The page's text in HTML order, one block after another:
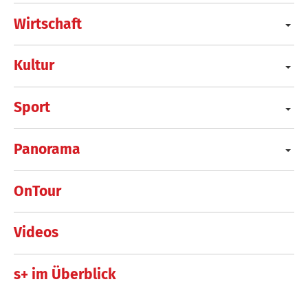
Wirtschaft
Kultur
Sport
Panorama
OnTour
Videos
s+ im Überblick